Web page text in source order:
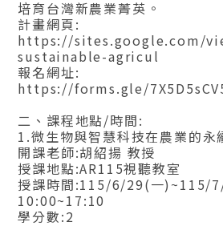
培育台灣新農業菁英。
計畫網頁:
https://sites.google.com/
sustainable-agricul
報名網址:
https://forms.gle/
二、課程地點/時間:
1.微生物與智慧科技在農業的永
開課老師:胡紹揚 教授
授課地點:AR115視聽教室
授課時間:115/6/29(一)~115/
10:00~17:10
學分數:2